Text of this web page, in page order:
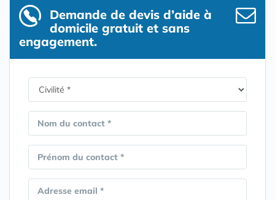
Demande de devis d’aide à
domicile gratuit et sans
engagement.
Nom du contact *
Prénom du contact *
Adresse email *